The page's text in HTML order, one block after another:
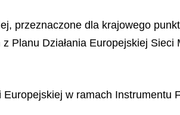
przeznaczone dla krajowego
Planu Działania Europejskiej
w ramach Instrumentu